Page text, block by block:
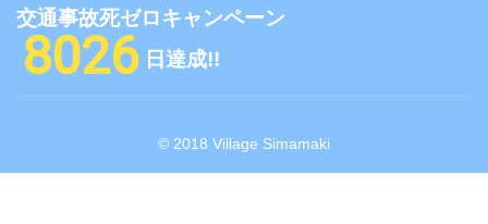
交通事故死ゼロキャンペーン
8026 日達成!!
© 2018 Village Simamaki